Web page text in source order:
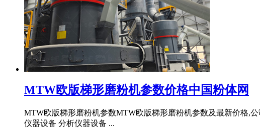
MTW欧版梯形磨粉机参数价格中国粉体网
MTW欧版梯形磨粉机参数MTW欧版梯形磨粉机参数及最新价格,
仪器设备 分析仪器设备 ...